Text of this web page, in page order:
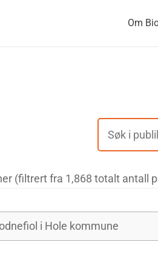
Om
(filtrert fra 1,868 totalt antall
i Hole kommune